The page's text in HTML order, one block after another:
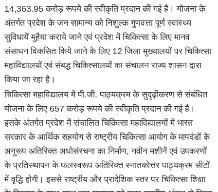
14,363.95 करोड़ रूपये की स्वीकृति प्रदान की गई है। योजना के
अंतर्गत प्रदेश के जन सामान्य को निशुल्क गुणवत्ता पूर्ण स्वास्थ्य
सुविधायें मुहैया कराये जाने एवं प्रदेश में चिकित्सा के लिए मानव
संसाधन विकसित किये जाने के लिए 12 जिला मुख्यालयों पर चिकित्सा
महाविद्यालयों एवं संबद्ध चिकित्सालयों का संचालन राज्य शासन द्वारा
किया जा रहा है।
चिकित्सा महाविद्यालय में पी.जी. पाठ्यक्रम के सुदृढ़ीकरण से संबंधित
योजना के लिए 657 करोड़ रूपये की स्वीकृति प्रदान की गई है।
इसके अंतर्गत प्रदेश में संचालित चिकित्सा महाविद्यालयों में भारत
सरकार के आर्थिक सहयोग से राष्ट्रीय चिकित्सा आयोग के मापदंडों के
अनुरूप अतिरिक्त अधोसंरचना का निर्माण, नवीन मशीनें एवं उपकरणों
के प्रतिस्थापन के फलस्वरूप अतिरिक्त स्नातकोत्तर पाठ्यक्रम सीटों
में वृद्धि होगी। इससे राष्ट्रीय और प्रादेशिक स्तर पर चिकित्सा शिक्षा